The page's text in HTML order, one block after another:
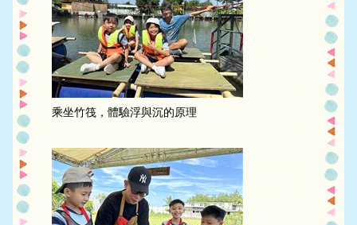
乘坐竹筏，體驗浮與沉的原理